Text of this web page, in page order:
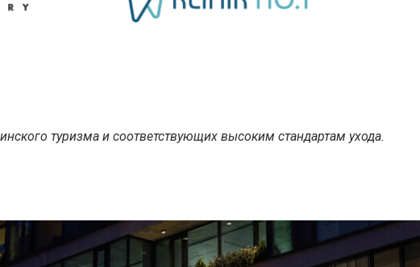
туризма и соответствующих высоким стандартам ухода.